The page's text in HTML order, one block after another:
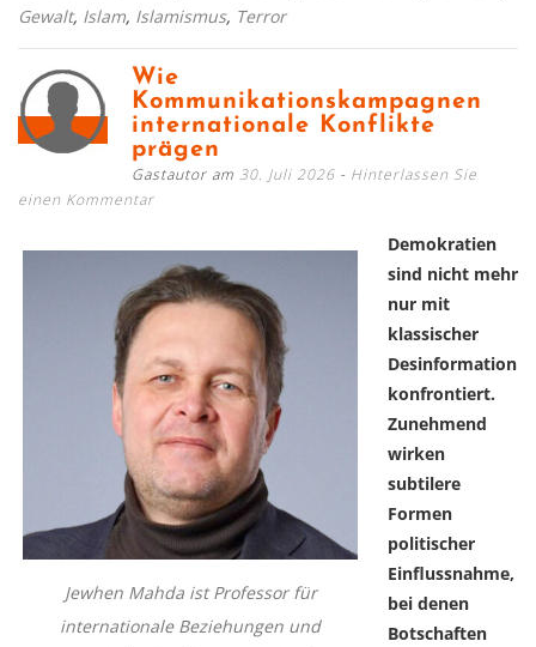
Gewalt, Islam, Islamismus, Terror
Wie
Kommunikationskampagnen
internationale Konflikte
prägen
Gastautor am 30. Juli 2026
Hinterlassen Sie
einen Kommentar
Jewhen Mahda ist Professor für
internationale Beziehungen und
Demokratien
sind nicht mehr
nur mit
klassischer
Desinformation
konfrontiert.
Zunehmend
wirken
subtilere
Formen
politischer
Einflussnahme,
bei denen
Botschaften